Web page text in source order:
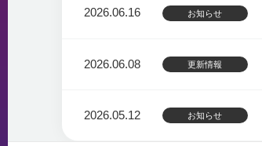
2026.06.16 お知らせ
2026.06.08 更新情報
2026.05.12 お知らせ